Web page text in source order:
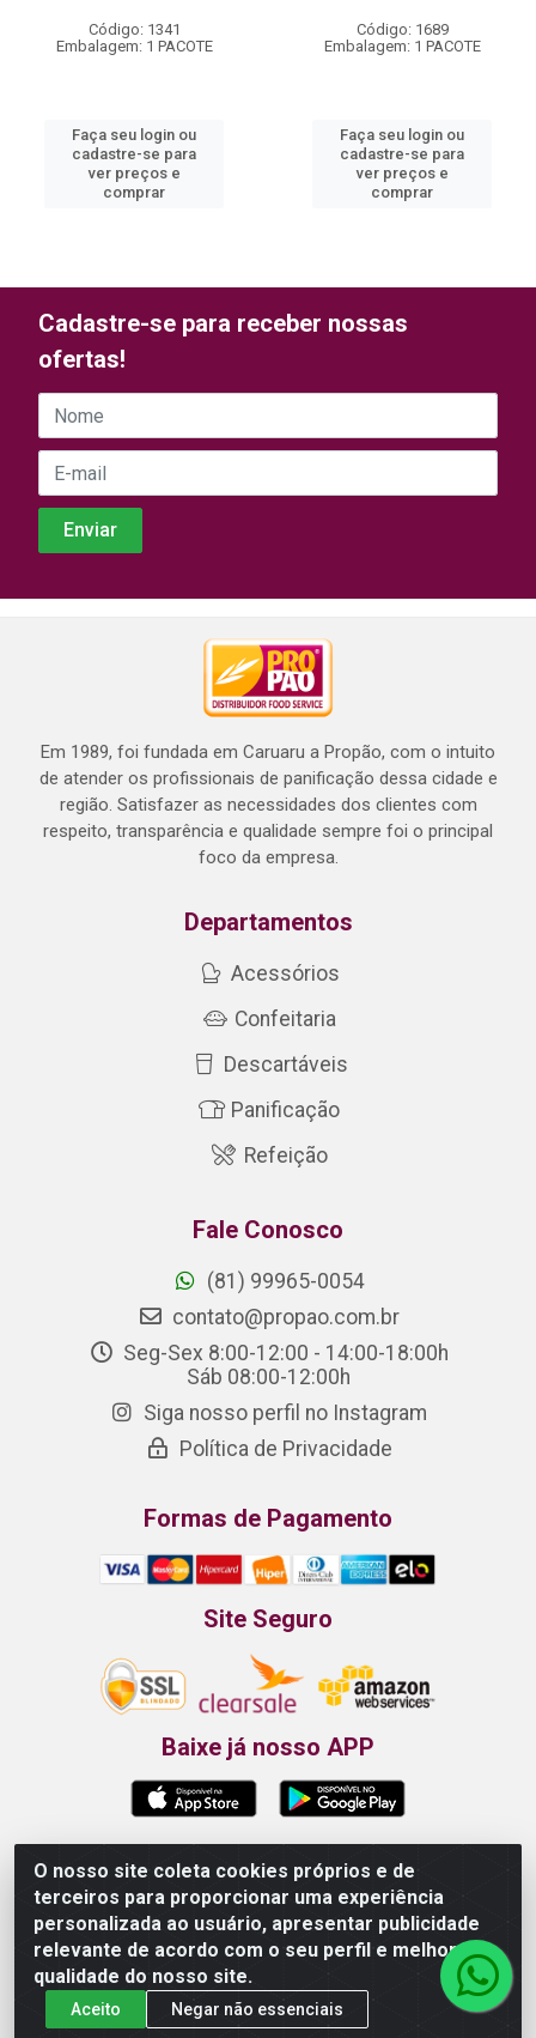
Código: 1341
Embalagem: 1 PACOTE
Faça seu login ou
cadastre-se para
ver preços e
comprar
Código: 1689
Embalagem: 1 PACOTE
Faça seu login ou
cadastre-se para
ver preços e
comprar
O nosso site coleta cookies próprios e de
terceiros para proporcionar uma experiência
personalizada ao usuário, apresentar publicidade
relevante de acordo com o seu perfil e melhorar a
qualidade do nosso site.
Aceito
Negar não essenciais
Cadastre-se para receber nossas
ofertas!
Em 1989, foi fundada em Caruaru a Propão, com o intuito
de atender os profissionais de panificação dessa cidade e
região. Satisfazer as necessidades dos clientes com
respeito, transparência e qualidade sempre foi o principal
foco da empresa.
Departamentos
Acessórios
Confeitaria
Descartáveis
Panificação
Refeição
Fale Conosco
(81) 99965-0054
contato@propao.com.br
Seg-Sex 8:00-12:00 - 14:00-18:00h
Sáb 08:00-12:00h
Siga nosso perfil no Instagram
Política de Privacidade
Formas de Pagamento
Site Seguro
Baixe já nosso APP
Propão - Rua Armando da Fonte, 91 - Maurício de
Nassau - Caruaru/PE - CEP 55012-025 - CNPJ
24.407.389/0001-52